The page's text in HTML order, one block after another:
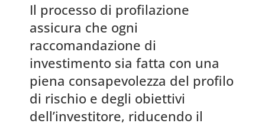
Il processo di profilazione
assicura che ogni
raccomandazione di
investimento sia fatta con una
piena consapevolezza del profilo
di rischio e degli obiettivi
dell’investitore, riducendo il